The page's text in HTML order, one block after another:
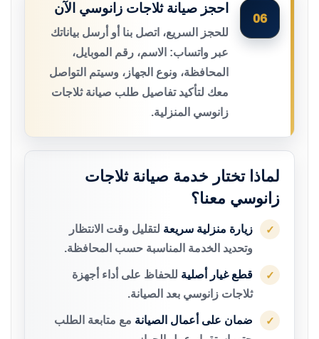
06
احجز صيانة ثلاجات زانوسي الآن
للحجز السريع، اتصل بنا أو أرسل بياناتك
عبر واتساب: الاسم، رقم الموبايل،
المحافظة، ونوع الجهاز، وسيتم التواصل
معك لتأكيد تفاصيل طلب صيانة ثلاجات
زانوسي المنزلية.
لماذا تختار خدمة صيانة ثلاجات
زانوسي معنا؟
✓ زيارة منزلية سريعة لتقليل وقت الانتظار
وتحديد الخدمة المناسبة حسب المحافظة.
✓ قطع غيار أصلية للحفاظ على أداء أجهزة
ثلاجات زانوسي بعد الصيانة.
✓ ضمان على أعمال الصيانة مع متابعة الطلب